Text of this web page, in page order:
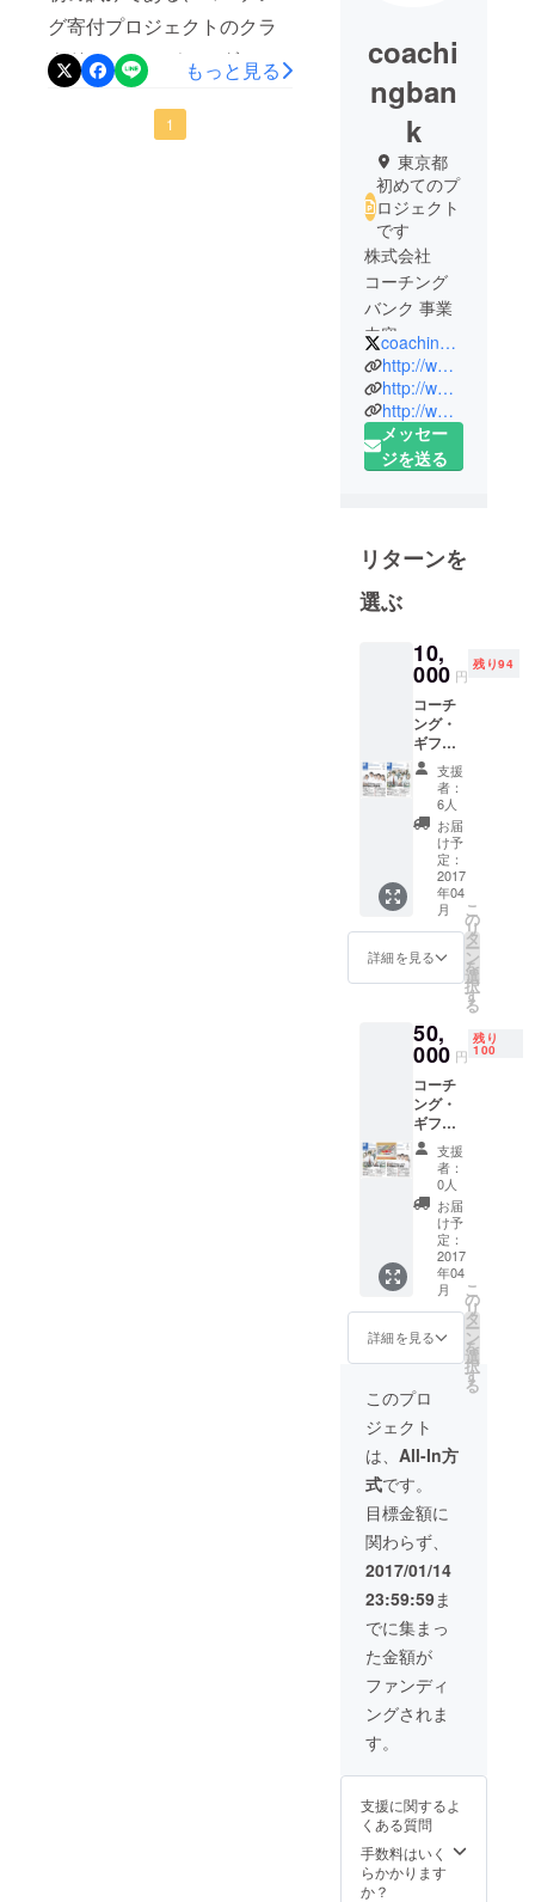
グ寄付プロジェクトのクラ
ウド・ファンディングの試
みが終了しました。ご協力
ありがとうございます。 今
もっと見る
1
coachi
ngban
k
東京都
初めてのプ
ロジェクト
です
株式会社
コーチング
バンク 事業
内容
１． コーチ
およびコー
チの企業・
団体のマー
受託
２． 経営
者、管理
員に対する
コーチング
３． 個人及
び企業の経
営活性化の
ための人材
教育並びに
研修業務
４． コーチ
ングスタッ
フの紹介・
派遣
５． 学校、
各種施設、
家庭におけ
る人材育
成、父母教
育、子弟教
育に関する
事業、並び
にカウンセ
グ、通信教
育事業
６． 人材育
成及び職業
能力開発の
ための教育
事業
７． コーチ
育成プログ
ラム等の提
供
８． 企業・
団体からの
社員の採
用、教育並
びに人材育
成及び職業
適性能力開
発に関する
企画立案及
び実施運営
の受託
９．イン
ターネット
coachingbank
http://www.coachingbank.com/news+index.storytopic+6.htm
http://www.coachingbank.com/profile5+index.htm
http://www.coachingbank.com/
メッセー
ジを送る
リターンを
選ぶ
10,
000 円
残り94
コーチ
ング・
ギフ
ト・
カード
を非営
利団体
様に送
付する
際の説
明書
に、支
援者全
員のお
名前を
記載さ
ただき
ます。
2015年
度の報
告が掲
載され
た『支
援対話
研究
第４
号』並
びに、
2016年
度の報
告が掲
載され
た『支
第５
号』を
各一
冊、贈
呈しま
す。
（第４
号の発
送は
2017年
3月末
迄、第
５号の
発送は
2018年
3月末迄
となり
ま
は第２
号、第
３号の
もので
す。
支援
者：
6人
お届
け予
定：
2017
年04
月
詳細を見る
こ
の
リ
タ
ー
ン
を
選
択
す
る
50,
000 円
残り
100
コーチ
ング・
ギフ
ト・
カード
を非営
利団体
様に送
付する
際の説
明書
に、支
援者全
員のお
名前を
記載さ
せてい
ただき
ます。
2015年
度の報
告が掲
載され
た『支
援対話
研究
第４
号』並
びに、
2016年
度の報
告が掲
載され
た『支
第５
各一
冊、贈
呈しま
す。
（第４
支援
者：
0人
お届
け予
定：
2017
年04
月
詳細を見る
こ
の
リ
タ
ー
ン
を
選
択
す
る
このプロ
ジェクト
は、 All-In方
式です。
目標金額に
関わらず、
2017/01/14
23:59:59ま
でに集まっ
た金額が
ファンディ
ングされま
す。
支援に関するよ
くある質問
手数料はいく
らかかります
か？